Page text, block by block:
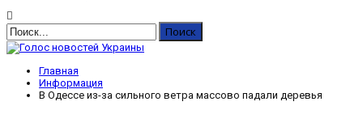
Главная
Информация
В Одессе из-за сильного ветра массово падали деревья